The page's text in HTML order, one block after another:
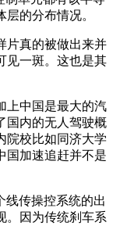
的分布情况。
真的被做出来并
见一斑。这也是其
中国是最大的汽
国内的无人驾驶概
院校比如同济大学
国加速追赶并不是
传操控系统的出
。因为传统刹车系